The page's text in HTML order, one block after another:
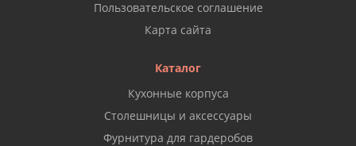
Пользовательское соглашение
Карта сайта
Каталог
Кухонные корпуса
Столешницы и аксессуары
Фурнитура для гардеробов